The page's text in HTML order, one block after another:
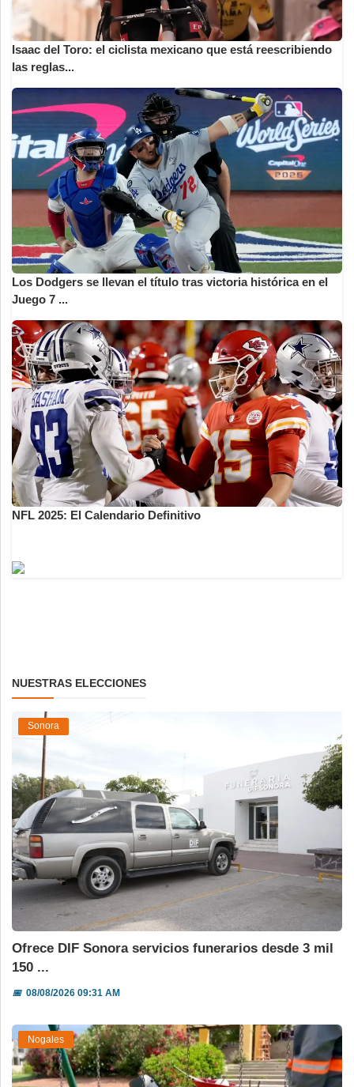
Isaac del Toro: el ciclista mexicano que está reescribiendo
las reglas...
Los Dodgers se llevan el título tras victoria histórica en el
Juego 7 ...
NFL 2025: El Calendario Definitivo
NUESTRAS ELECCIONES
Sonora
Ofrece DIF Sonora servicios funerarios desde 3 mil
150 ...
📅08/08/2026 09:31 AM
Nogales